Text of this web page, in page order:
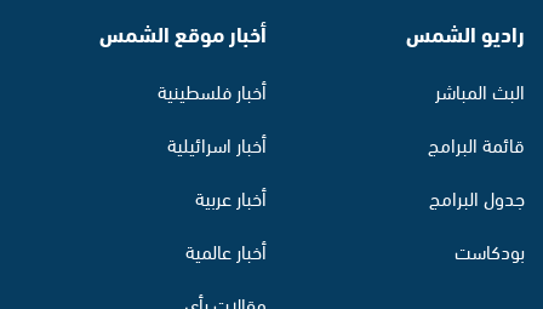
راديو الشمس
البث المباشر
قائمة البرامج
جدول البرامج
بودكاست
أخبار موقع الشمس
أخبار فلسطينية
أخبار اسرائيلية
أخبار عربية
أخبار عالمية